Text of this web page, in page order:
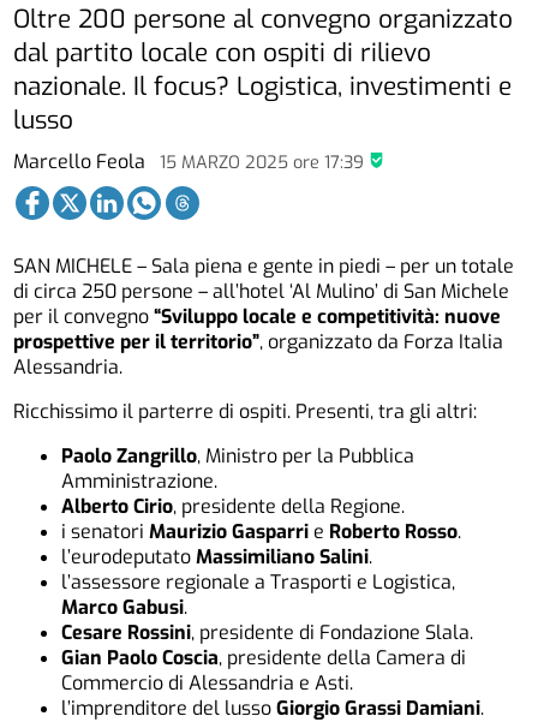
Marcello Feola 15 MARZO 2025ore 17:39
Oltre 200 persone al convegno organizzato
dal partito locale con ospiti di rilievo
nazionale. Il focus? Logistica, investimenti e
lusso
SAN MICHELE – Sala piena e gente in piedi – per un totale
di circa 250 persone – all’hotel ‘Al Mulino’ di San Michele
per il convegno“Sviluppo locale e competitività: nuove
prospettive per il territorio”, organizzato da Forza Italia
Alessandria.
Ricchissimo il parterre di ospiti. Presenti, tra gli altri:
Paolo Zangrillo, Ministro per la Pubblica
Amministrazione.
Alberto Cirio, presidente della Regione.
i senatoriMaurizio Gasparri e Roberto Rosso.
l’eurodeputatoMassimiliano Salini.
l’assessore regionale a Trasporti e Logistica,
Marco Gabusi.
Cesare Rossini, presidente di Fondazione Slala.
Gian Paolo Coscia, presidente della Camera di
Commercio di Alessandria e Asti.
l’imprenditore del lussoGiorgio Grassi Damiani.